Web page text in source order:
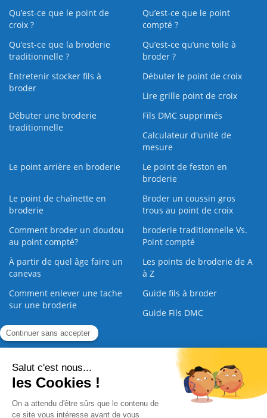
Qu’est-ce que le point de
croix ?
Qu’est-ce que le point
compté ?
Qu’est-ce que la broderie
traditionnelle ?
Qu’est‑ce qu’une toile à
broder ?
Entretenir stocker fils à
broder
Débuter le point de croix
Lire grille point de croix
Débuter une broderie
traditionnelle
Fils DMC supprimés
Calculateur d'unité de
mesure
Le point arrière en broderie
Le point de feston en
broderie
Le point de chaînette en
broderie
Broder un coussin gros
trous au point de croix
Comment broder un doudou
au point compté?
broderie traditionnelle Vs.
Point compté
À partir de quel âge faire un
canevas
Les points de broderie de A
à Z
Comment enlever une tache
sur une broderie
Guide fils à broder
Guide Fils DMC
Guide de la Broderie
Commande Papier Qui sommes nous Nous contacter |
Paiement sécurisé